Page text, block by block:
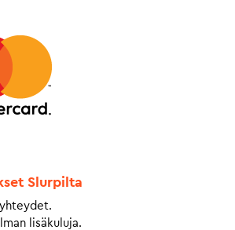
Slurpilta
lisäkuluja.